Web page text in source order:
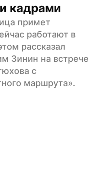
кадрами
примет
работают в
рассказал
Зинин на встрече
с
маршрута».